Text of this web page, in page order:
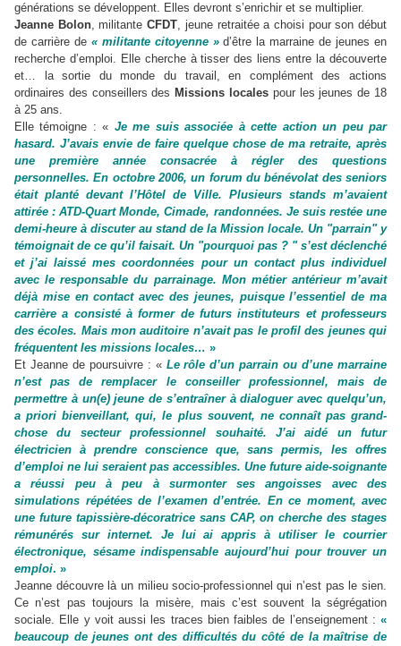
générations se développent. Elles devront s’enrichir et se multiplier.
Jeanne Bolon, militanteCFDT, jeune retraitée a choisi pour son début
de carrière de « militante citoyenne »d’être la marraine de jeunes en
recherche d’emploi. Elle cherche à tisser des liens entre la découverte
et… la sortie du monde du travail, en complément des actions
ordinaires des conseillers des Missions locales pour les jeunes de 18
à 25 ans.
Elle témoigne : « Je me suis associée à cette action un peu par
hasard. J’avais envie de faire quelque chose de ma retraite, après
une première année consacrée à régler des questions
personnelles. En octobre 2006, un forum du bénévolat des seniors
était planté devant l’Hôtel de Ville. Plusieurs stands m’avaient
attirée : ATD-Quart Monde, Cimade, randonnées. Je suis restée une
demi-heure à discuter au stand de la Mission locale. Un "parrain" y
témoignait de ce qu’il faisait. Un "pourquoi pas ? " s’est déclenché
et j’ai laissé mes coordonnées pour un contact plus individuel
avec le responsable du parrainage. Mon métier antérieur m’avait
déjà mise en contact avec des jeunes, puisque l’essentiel de ma
carrière a consisté à former de futurs instituteurs et professeurs
des écoles. Mais mon auditoire n’avait pas le profil des jeunes qui
fréquentent les missions locales… »
Et Jeanne de poursuivre : « Le rôle d’un parrain ou d’une marraine
n’est pas de remplacer le conseiller professionnel, mais de
permettre à un(e) jeune de s’entraîner à dialoguer avec quelqu’un,
a priori bienveillant, qui, le plus souvent, ne connaît pas grand-
chose du secteur professionnel souhaité. J’ai aidé un futur
électricien à prendre conscience que, sans permis, les offres
d’emploi ne lui seraient pas accessibles. Une future aide-soignante
a réussi peu à peu à surmonter ses angoisses avec des
simulations répétées de l’examen d’entrée. En ce moment, avec
une future tapissière-décoratrice sans CAP, on cherche des stages
rémunérés sur internet. Je lui ai appris à utiliser le courrier
électronique, sésame indispensable aujourd’hui pour trouver un
emploi. »
Jeanne découvre là un milieu socio-professionnel qui n’est pas le sien.
Ce n’est pas toujours la misère, mais c’est souvent la ségrégation
sociale. Elle y voit aussi les traces bien faibles de l’enseignement : «
beaucoup de jeunes ont des difficultés du côté de la maîtrise de